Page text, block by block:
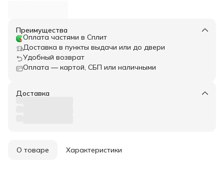
Преимущества
Оплата частями в Сплит
Доставка в пункты выдачи или до двери
Удобный возврат
Оплата — картой, СБП или наличными
Доставка
О товаре Характеристики